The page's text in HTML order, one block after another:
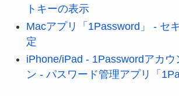
トキーの表示
Macアプリ「1Password」 - セ
定
iPhone/iPad - 1Passwordアカウ
ン - パスワード管理アプリ「